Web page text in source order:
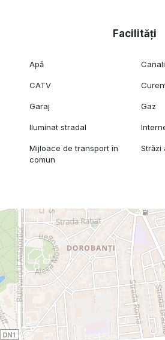
Facilități
Apă
CATV
Garaj Gaz
Iluminat stradal
Mijloace de transport în
comun
Străzi